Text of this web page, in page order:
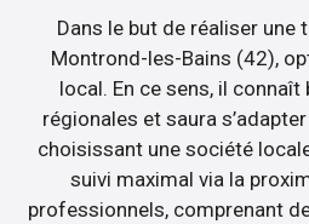
Dans le but de réaliser une
Montrond-les-Bains (42),
local. En ce sens, il
régionales et saura
choisissant une société
suivi maximal via la
professionnels, comprenant